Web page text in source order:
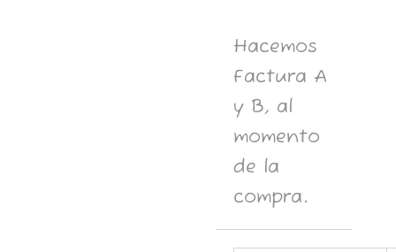
Hacemos
Factura A
y B, al
momento
de la
compra.